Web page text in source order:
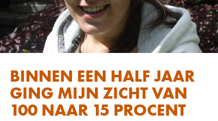
BINNEN EEN HALF JAAR
GING MIJN ZICHT VAN
100 NAAR 15 PROCENT